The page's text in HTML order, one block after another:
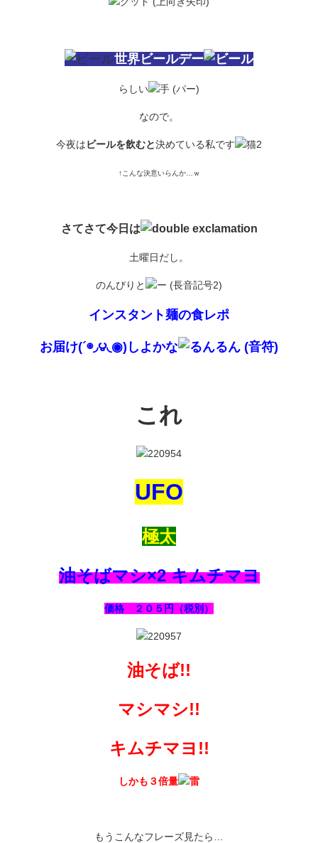
世界ビールデー
らしい
なので。
今夜はビールを飲むと決めている私です
↑こんな決意いらんか…ｗ
さてさて今日は
土曜日だし。
のんびりと
インスタント麺の食レポ
お届け(´◉◞౪◟◉)しよかな
これ
UFO
極太
油そばマシ×2 キムチマヨ
価格 ２０５円（税別）
油そば!!
マシマシ!!
キムチマヨ!!
しかも３倍量
もうこんなフレーズ見たら…